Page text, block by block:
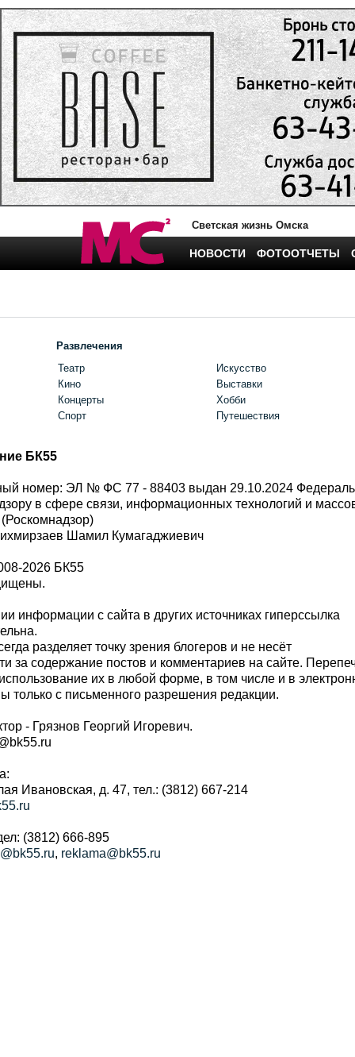
Светская жизнь Омска
НОВОСТИ ФОТООТЧЕТЫ
Развлечения
Театр
Кино
Концерты
Спорт
Искусство
Выставки
Хобби
Путешествия
БК55
номер: ЭЛ № ФС 77 - 88403 выдан 29.10.2024
в сфере связи, информационных технологий и
Шамил Кумагаджиевич
2026 БК55
информации с сайта в других источниках гиперссылка
разделяет точку зрения блогеров и не несёт
за содержание постов и комментариев на сайте.
их в любой форме, в том числе и в
с письменного разрешения редакции.
- Грязнов Георгий Игоревич.
Ивановская, д. 47, тел.: (3812) 667-214
(3812) 666-895
, reklama@bk55.ru